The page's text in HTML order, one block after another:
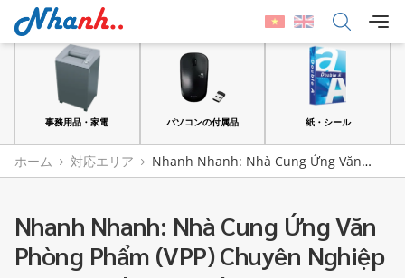
事務用品・家電 パソコンの付属品 紙・シール
ホーム 対応エリア
Nhanh Nhanh: Nhà Cung Ứng Văn
Phòng Phẩm (VPP) Chuyên Nghiệp Tại KCN Nhơn Trạch
Nhanh Nhanh: Nhà Cung Ứng Văn
Phòng Phẩm (VPP) Chuyên Nghiệp